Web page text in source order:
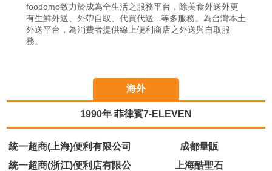
foodomo致力於成為全生活之服務平台，除美食外送外更
有生鮮外送、外帶自取、代買代送...等多服務。為台灣本土
外送平台，為消費者提供線上便利商店之外送與自取服
務。
海外
1990年 菲律賓7-ELEVEN
統一超商(上海)便利有限公司
統一超商(浙江)便利店有限公
成都量販
上海酷聖石